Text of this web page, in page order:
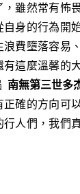
雖然常有怖
身的行為開
浪費墮落容易
這麼溫馨的
南無第三世多
確的方向可
人們，我們